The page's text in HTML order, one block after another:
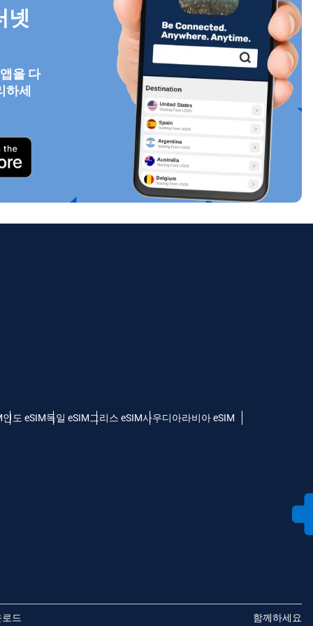
팝업 닫기
넷
을 다
하세
인도 eSIM독일 eSIM그리스 eSIM사우디아라비아 eSIM
드 함께하세요